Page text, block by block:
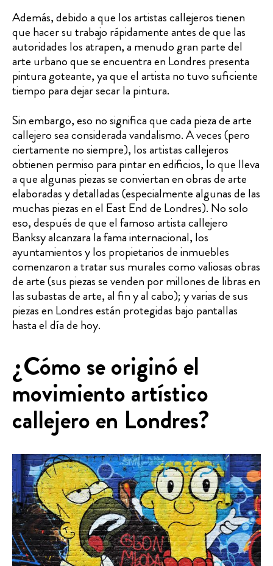
Además, debido a que los artistas callejeros tienen
que hacer su trabajo rápidamente antes de que las
autoridades los atrapen, a menudo gran parte del
arte urbano que se encuentra en Londres presenta
pintura goteante, ya que el artista no tuvo suficiente
tiempo para dejar secar la pintura.
Sin embargo, eso no significa que cada pieza de arte
callejero sea considerada vandalismo. A veces (pero
ciertamente no siempre), los artistas callejeros
obtienen permiso para pintar en edificios, lo que lleva
a que algunas piezas se conviertan en obras de arte
elaboradas y detalladas (especialmente algunas de las
muchas piezas en el East End de Londres). No solo
eso, después de que el famoso artista callejero
Banksy alcanzara la fama internacional, los
ayuntamientos y los propietarios de inmuebles
comenzaron a tratar sus murales como valiosas obras
de arte (sus piezas se venden por millones de libras en
las subastas de arte, al fin y al cabo); y varias de sus
piezas en Londres están protegidas bajo pantallas
hasta el día de hoy.
¿Cómo se originó el
movimiento artístico
callejero en Londres?